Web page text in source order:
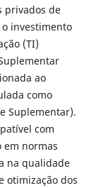
privados de
investimento
(TI)
ao
como
Suplementar).
com
em normas
na qualidade
otimização dos